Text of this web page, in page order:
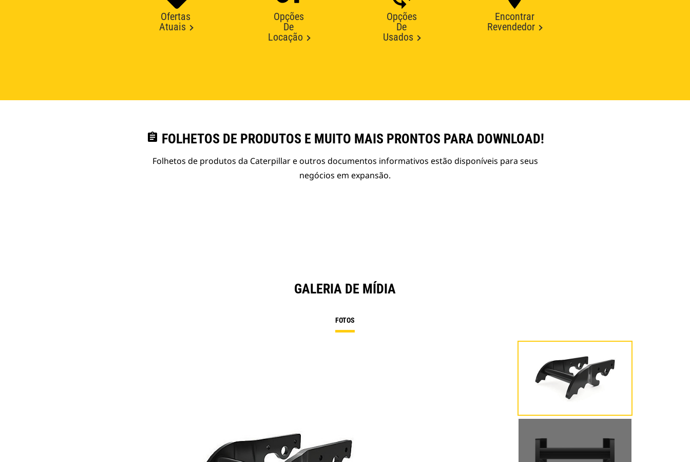
Ofertas
Atuais
Opções
De
Locação
Opções
De
Usados
Encontrar
Revendedor
assignment FOLHETOS DE PRODUTOS E MUITO MAIS PRONTOS PARA DOWNLOAD!
Folhetos de produtos da Caterpillar e outros documentos informativos estão disponíveis para seus
negócios em expansão.
GALERIA DE MÍDIA
FOTOS